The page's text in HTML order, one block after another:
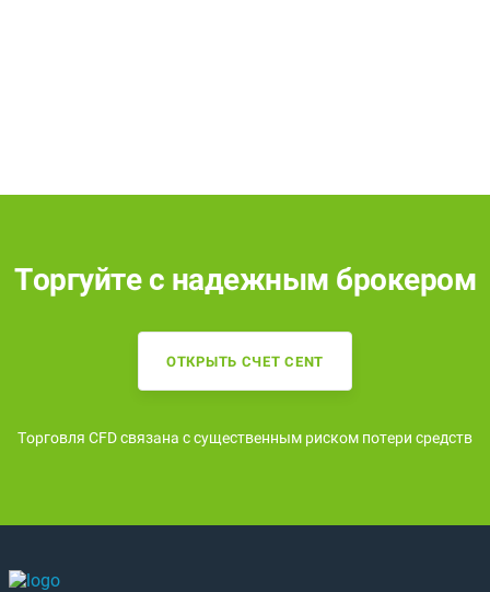
Торгуйте с надежным брокером
ОТКРЫТЬ СЧЕТ CENT
Торговля CFD связана с существенным риском потери средств